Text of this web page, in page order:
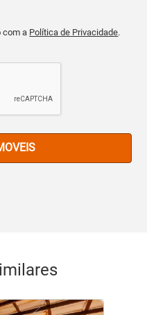
com a Política de Privacidade.